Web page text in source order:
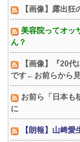
【画像】露出
美容院ってオッ
ん？
【画像】『20
です←お前らから
お前ら「日本も
に
【朗報】山﨑